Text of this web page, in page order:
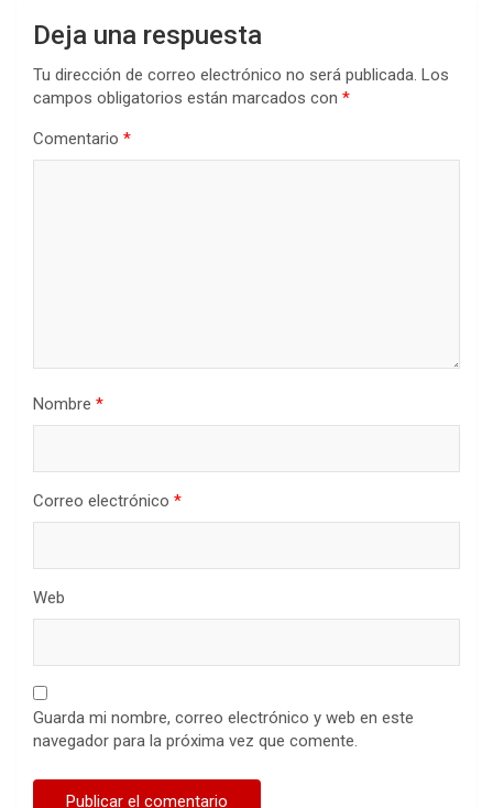
Deja una respuesta
Tu dirección de correo electrónico no será publicada. Los
campos obligatorios están marcados con *
Comentario *
Nombre *
Correo electrónico *
Web
Guarda mi nombre, correo electrónico y web en este
navegador para la próxima vez que comente.